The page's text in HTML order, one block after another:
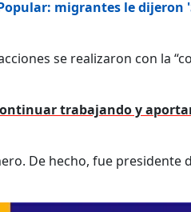
migrantes le dijeron
se realizaron con la
trabajando y
De hecho, fue presidente